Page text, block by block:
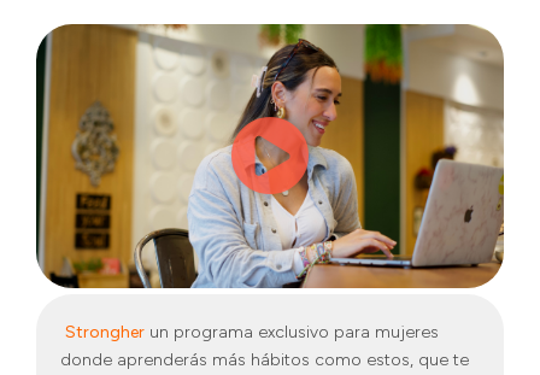
Strongher un programa exclusivo para mujeres
donde aprenderás más hábitos como estos, que te